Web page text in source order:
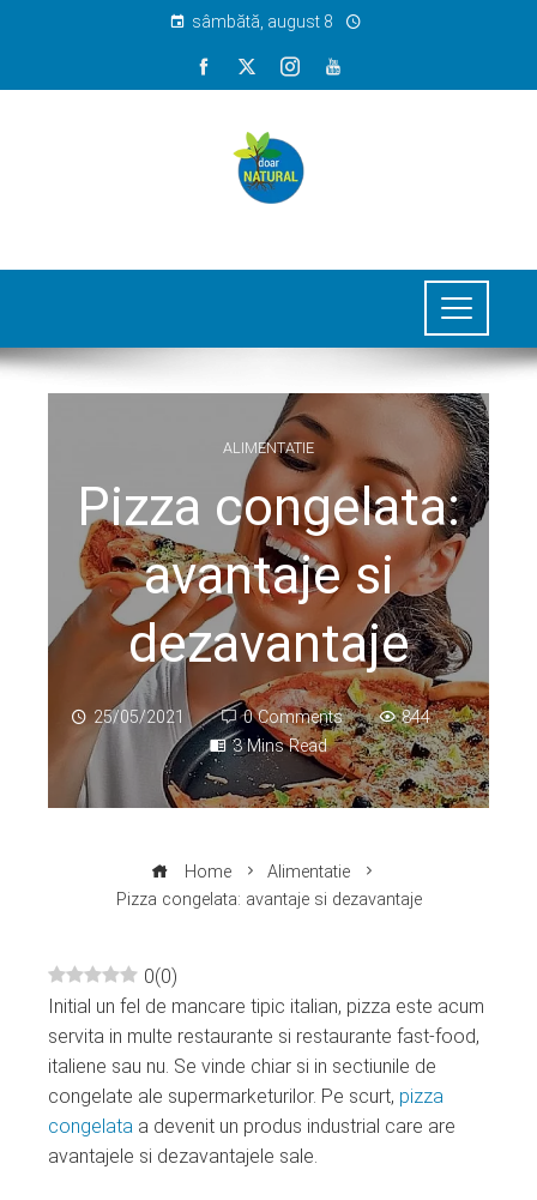
sâmbătă, august 8
ALIMENTATIE
Pizza congelata:
avantaje si
dezavantaje
25/05/2021 0 Comments
844
3 Mins Read
Home
Alimentatie
Pizza congelata: avantaje si dezavantaje
0(0)
Initial un fel de mancare tipic italian, pizza este acum
servita in multe restaurante si restaurante fast-food,
italiene sau nu. Se vinde chiar si in sectiunile de
congelate ale supermarketurilor. Pe scurt, pizza
congelata a devenit un produs industrial care are
avantajele si dezavantajele sale.